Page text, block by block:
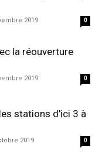
2019 0
la réouverture
2019 0
stations d’ici 3 à
2019 0